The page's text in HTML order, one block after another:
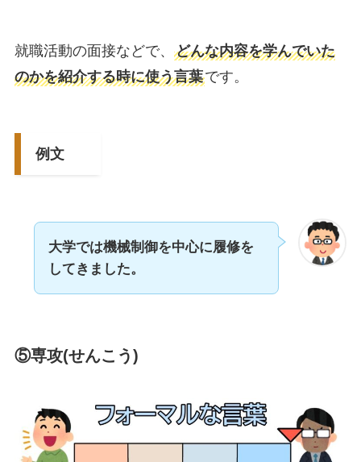
就職活動の面接などで、 どんな内容を学んでいた
のかを紹介する時に使う言葉です。
例文
大学では機械制御を中心に履修を
してきました。
⑤専攻(せんこう)